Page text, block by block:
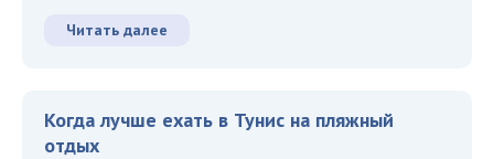
Читать далее
Когда лучше ехать в Тунис на пляжный
отдых